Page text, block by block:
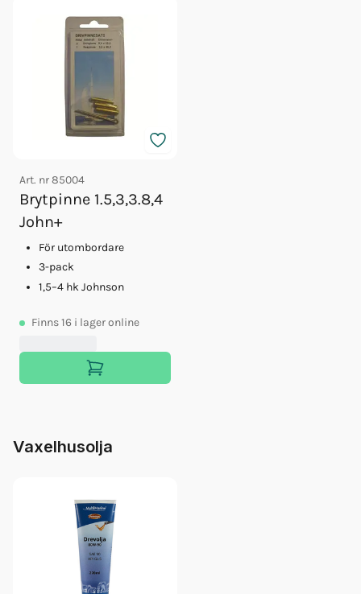
Art. nr85004
Brytpinne 1.5,3,3.8,4
John+
För utombordare
3-pack
1,5–4 hk Johnson
Finns16 i lager online
Vaxelhusolja